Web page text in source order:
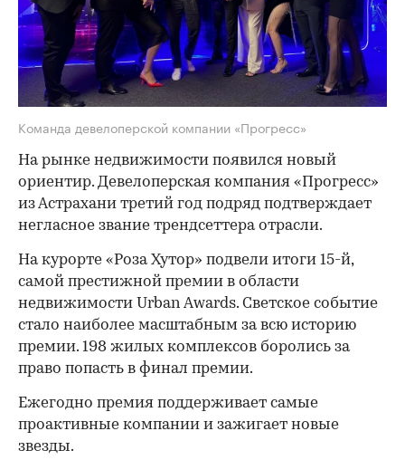
Команда девелоперской компании «Прогресс»
На рынке недвижимости появился новый
ориентир. Девелоперская компания «Прогресс»
из Астрахани третий год подряд подтверждает
негласное звание трендсеттера отрасли.
На курорте «Роза Хутор» подвели итоги 15-й,
самой престижной премии в области
недвижимости Urban Awards. Светское событие
стало наиболее масштабным за всю историю
премии. 198 жилых комплексов боролись за
право попасть в финал премии.
Ежегодно премия поддерживает самые
проактивные компании и зажигает новые
звезды.